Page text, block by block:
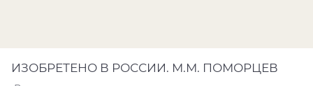
ИЗОБРЕТЕНО В РОССИИ. М.М. ПОМОРЦЕВ